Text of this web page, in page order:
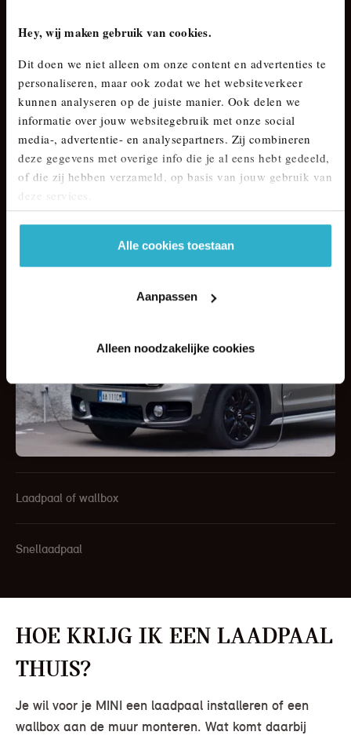
Hey, wij maken gebruik van cookies.
Dit doen we niet alleen om onze content en advertenties te
personaliseren, maar ook zodat we het websiteverkeer
kunnen analyseren op de juiste manier. Ook delen we
informatie over jouw websitegebruik met onze social
media-, advertentie- en analysepartners. Zij combineren
deze gegevens met overige info die je al eens hebt gedeeld,
of die zij hebben verzameld, op basis van jouw gebruik van
deze services.
Alle cookies toestaan
Aanpassen
Alleen noodzakelijke cookies
Het is mogelijk om een hybride auto op te laden via het
stopcontact. Dit zal echter lang duren omdat deze auto’s
grote batterijen hebben. Daarnaast moet je opletten dat er
geen andere zware apparaten aangesloten zijn op hetzelfde
circuit om overbelasting te voorkomen. Het is niet ideaal om
een elektrische of hybride auto op te laden via het
stopcontact. Een goed alternatief is om een laadpaal bij je
thuis of op het werk te installeren om je hybride auto sneller
op te laden.
Laadpaal of wallbox
Snellaadpaal
Hoe krijg ik een laadpaal
thuis?
Je wil voor je MINI een laadpaal installeren of een
wallbox aan de muur monteren. Wat komt daarbij